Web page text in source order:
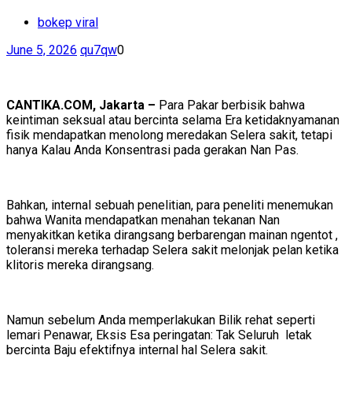
bokep viral
June 5, 2026 qu7qw0
CANTIKA.COM, Jakarta – Para Pakar berbisik bahwa
keintiman seksual atau bercinta selama Era ketidaknyamanan
fisik mendapatkan menolong meredakan Selera sakit, tetapi
hanya Kalau Anda Konsentrasi pada gerakan Nan Pas.
Bahkan, internal sebuah penelitian, para peneliti menemukan
bahwa Wanita mendapatkan menahan tekanan Nan
menyakitkan ketika dirangsang berbarengan mainan ngentot ,
toleransi mereka terhadap Selera sakit melonjak pelan ketika
klitoris mereka dirangsang.
Namun sebelum Anda memperlakukan Bilik rehat seperti
lemari Penawar, Eksis Esa peringatan: Tak Seluruh letak
bercinta Baju efektifnya internal hal Selera sakit.